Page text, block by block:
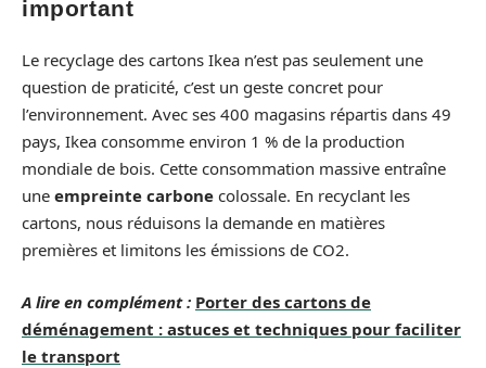
important
Le recyclage des cartons Ikea n’est pas seulement une
question de praticité, c’est un geste concret pour
l’environnement. Avec ses 400 magasins répartis dans 49
pays, Ikea consomme environ 1 % de la production
mondiale de bois. Cette consommation massive entraîne
une empreinte carbone colossale. En recyclant les
cartons, nous réduisons la demande en matières
premières et limitons les émissions de CO2.
A lire en complément : Porter des cartons de
déménagement : astuces et techniques pour faciliter
le transport